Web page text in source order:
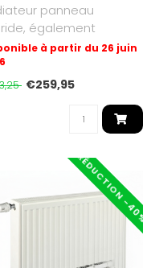
panneau
également
basse
Jusqu’à 30 ..
à partir du 26 juin
€259,95
RÉDUCTION -40%